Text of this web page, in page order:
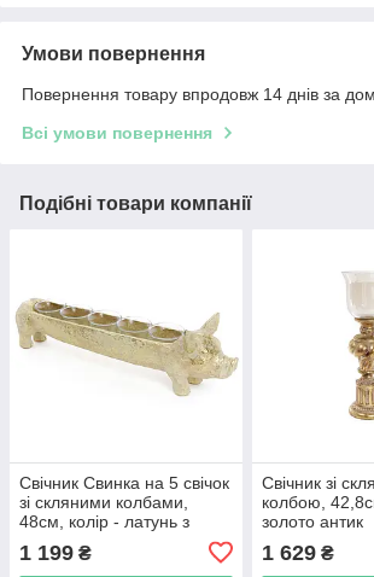
Умови повернення
Повернення товару впродовж 14 днів за
Всі умови повернення
Подібні товари компанії
Свічник Свинка на 5 свічок
зі скляними колбами,
48см, колір - латунь з
1 199 ₴
Свічник зі
колбою,
золото антик
1 629₴